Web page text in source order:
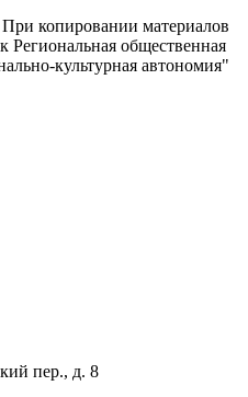
копировании материалов
Региональная общественная
культурная автономия"
пер., д. 8